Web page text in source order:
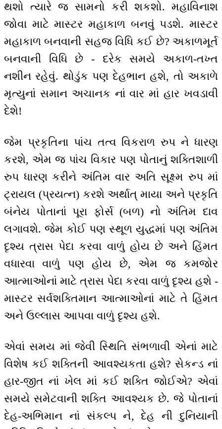
થશો ત્યારે જ સામનો કરી શકશો. મહાવિનાશ
જોવા માટે માસ્ટર મહાકાળ બનવું પડશે. માસ્ટર
મહાકાળ બનવાની સહજ વિધિ કઈ છે? અકાળમૂર્ત
બનવાની વિધિ છે - દરેક સમયે અકાળ-તખ્ત
નશીન રહેવું. થોડુંક પણ દેહભાન હશે, તો અકાળે
મૃત્યુનાં સમાન અચાનક નાં વાર માં હાર ખવડાવી
દેશે!
જેમ પ્રકૃતિના પાંચ તત્વ વિકરાળ રુપ ને ધારણ
કરશે, એમ જ પાંચ વિકાર પણ પોતાનું શક્તિશાળી
રુપ ધારણ કરીને અંતિમ વાર અતિ સૂક્ષ્મ રુપ માં
ટ્રાયલ (પ્રયત્ન) કરશે અર્થાત્ માયા અને પ્રકૃતિ
બંનેય પોતાનાં પૂરા ફોર્સ (બળ) નો અંતિમ દાવ
લગાવશે. જેમ કોઈ પણ સ્થૂળ યુદ્ધમાં પણ અંતિમ
દૃશ્ય ત્રાસ પેદા કરવા વાળું હોય છે અને હિંમત
વધારવા વાળું પણ હોય છે, એમ જ કમજોર
આત્માઓનાં માટે ત્રાસ પેદા કરવા વાળું દૃશ્ય હશે -
માસ્ટર સર્વશક્તિમાન આત્માઓનાં માટે તે હિંમત
અને ઉલ્લાસ આપવા વાળું દૃશ્ય હશે.
એવાં સમય માં જેવી સ્થિતિ સંભળાવી એનાં માટે
વિશેષ કઈ શક્તિની આવશ્યકતા હશે? સેકન્ડ નાં
હાર-જીત નાં ખેલ માં કઈ શક્તિ જોઈએ? એવાં
સમયે સમેટવાની શક્તિ આવશ્યક છે. જે પોતાનાં
દેહ-અભિમાન નાં સંકલ્પ ને, દેહ ની દુનિયાની